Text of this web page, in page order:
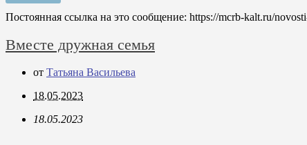
Постоянная ссылка на это сообщение: https://mcrb-kalt.ru/
Вместе дружная семья
от Татьяна Васильева
18.05.2023
18.05.2023